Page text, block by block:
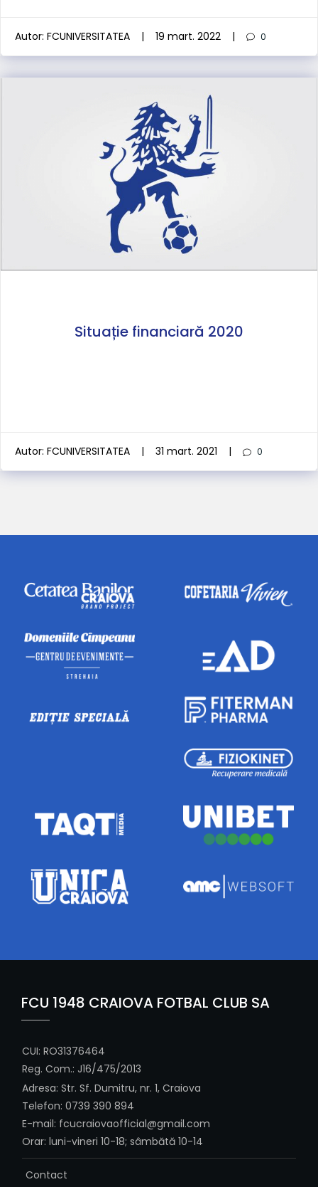
Autor: FCUNIVERSITATEA | 19 mart. 2022 | 0
Situație financiară 2020
Autor: FCUNIVERSITATEA | 31 mart. 2021 | 0
FCU 1948 CRAIOVA FOTBAL CLUB SA
CUI: RO31376464
Reg. Com.: J16/475/2013
Adresa: Str. Sf. Dumitru, nr. 1, Craiova
Telefon: 0739 390 894
E-mail: fcucraiovaofficial@gmail.com
Orar: luni-vineri 10-18; sâmbătă 10-14
Contact